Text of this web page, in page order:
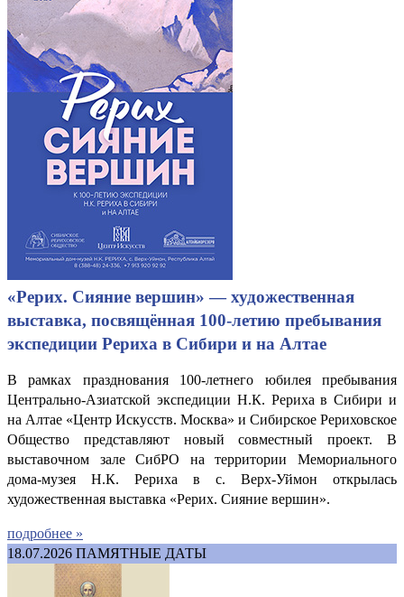
«Рерих. Сияние вершин» — художественная
выставка, посвящённая 100-летию пребывания
экспедиции Рериха в Сибири и на Алтае
В рамках празднования 100-летнего юбилея пребывания
Центрально-Азиатской экспедиции Н.К. Рериха в Сибири и
на Алтае «Центр Искусств. Москва» и Сибирское Рериховское
Общество представляют новый совместный проект. В
выставочном зале СибРО на территории Мемориального
дома-музея Н.К. Рериха в с. Верх-Уймон открылась
художественная выставка «Рерих. Сияние вершин».
подробнее »
18.07.2026 ПАМЯТНЫЕ ДАТЫ